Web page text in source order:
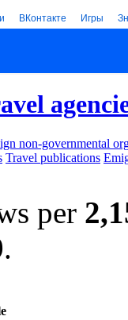
ВКонтакте Игры
non-governmental
Travel publications
per
.